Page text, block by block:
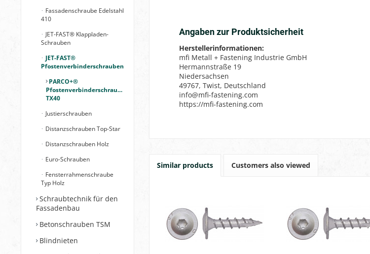
Fassadenschraube Edelstahl
410
JET-FAST® Klappladen-
Schrauben
JET-FAST®
Pfostenverbinderschrauben
PARCO+®
Pfostenverbinderschrauben
TX40
Justierschrauben
Distanzschrauben Top-Star
Distanzschrauben Holz
Euro-Schrauben
Fensterrahmenschraube
Typ Holz
Schraubtechnik für den
Fassadenbau
Betonschrauben TSM
Blindnieten
Angaben zur Produktsicherheit
Herstellerinformationen:
mfi Metall + Fastening Industrie GmbH
Hermannstraße 19
Niedersachsen
49767, Twist, Deutschland
info@mfi-fastening.com
https://mfi-fastening.com
Similar products Customers also viewed